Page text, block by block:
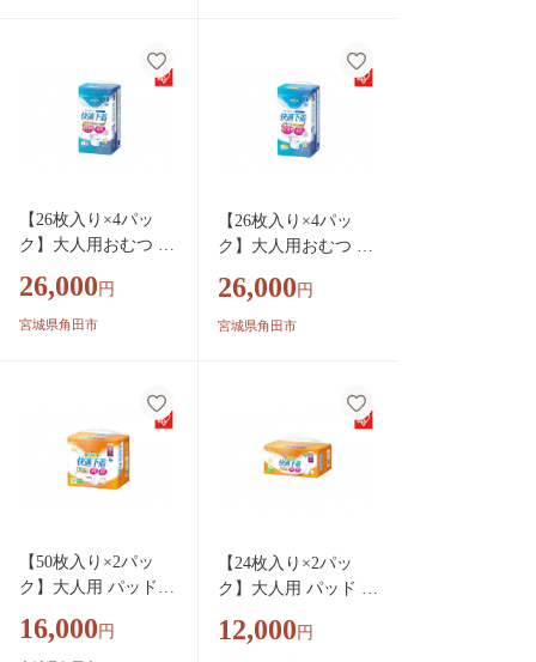
【26枚入り×4パッ
ク】大人用おむつ リ
着 超薄型パンツ
Ｓサイズ ２６枚入
26,000 円
宮城県角田市
【26枚入り×4パッ
ク】大人用おむつ リ
着 超薄型パンツ
ＳＳサイズ ２６枚
26,000 円
宮城県角田市
【50枚入り×2パッ
ク】大人用 パッド
着用 尿とりパッ
16,000 円
【24枚入り×2パッ
ク】大人用 パッド リ
用 尿とりパッド
12,000 円